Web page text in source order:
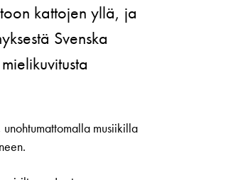
kattojen yllä, ja
Svenska
musiikilla